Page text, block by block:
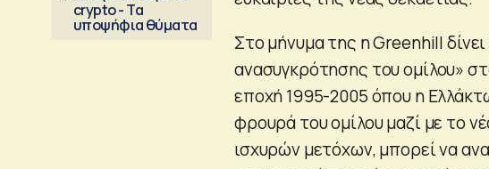
crypto - Τα
υποψήφια θύματα
Στο μήνυμα της η Greenhill
ανασυγκρότησης του ομίλου»
εποχή 1995-2005 όπου η
φρουρά του ομίλου μαζί με το
ισχυρών μετόχων, μπορεί να